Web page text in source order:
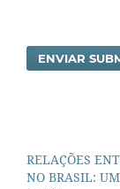
ENVIAR
RELAÇÕES
NO BRASIL: